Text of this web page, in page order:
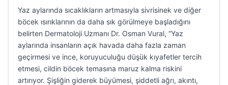
Yaz aylarında sıcaklıkların artmasıyla sivrisinek ve diğer
böcek ısırıklarının da daha sık görülmeye başladığını
belirten Dermatoloji Uzmanı Dr. Osman Vural, “Yaz
aylarında insanların açık havada daha fazla zaman
geçirmesi ve ince, koruyuculuğu düşük kıyafetler tercih
etmesi, cildin böcek temasına maruz kalma riskini
artırıyor. Şişliğin giderek büyümesi, şiddetli ağrı, akıntı,